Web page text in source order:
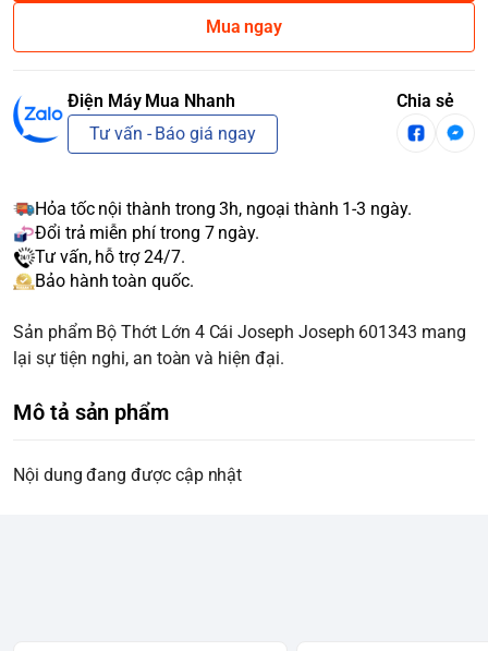
Mua ngay
Điện Máy Mua Nhanh
Tư vấn - Báo giá ngay
Chia sẻ
Hỏa tốc nội thành trong 3h, ngoại thành 1-3 ngày.
Đổi trả miễn phí trong 7 ngày.
Tư vấn, hỗ trợ 24/7.
Bảo hành toàn quốc.
Sản phẩm Bộ Thớt Lớn 4 Cái Joseph Joseph 601343 mang
lại sự tiện nghi, an toàn và hiện đại.
Mô tả sản phẩm
Nội dung đang được cập nhật